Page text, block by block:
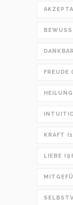
FREUDE
HEILUNG
KRAFT
LIEBE